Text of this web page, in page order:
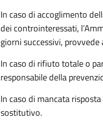
In caso di accoglimento
dei controinteressati,
giorni successivi,
In caso di rifiuto totale o
responsabile della
In caso di mancata
sostitutivo.